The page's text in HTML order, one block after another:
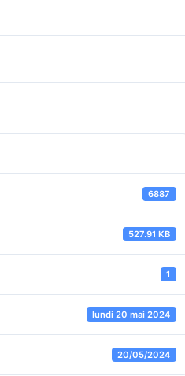
6887
527.91 KB
1
lundi 20 mai 2024
20/05/2024